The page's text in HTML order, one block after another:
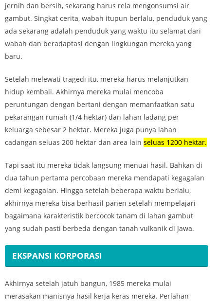
jernih dan bersih, sekarang harus rela mengonsumsi air
gambut. Singkat cerita, wabah itupun berlalu, penduduk yang
ada sekarang adalah penduduk yang waktu itu selamat dari
wabah dan beradaptasi dengan lingkungan mereka yang
baru.
Setelah melewati tragedi itu, mereka harus melanjutkan
hidup kembali. Akhirnya mereka mulai mencoba
peruntungan dengan bertani dengan memanfaatkan satu
pekarangan rumah (1/4 hektar) dan lahan ladang per
keluarga sebesar 2 hektar. Mereka juga punya lahan
cadangan seluas 200 hektar dan area lain seluas 1200 hektar.
Tapi saat itu mereka tidak langsung menuai hasil. Bahkan di
dua tahun pertama percobaan mereka mendapati kegagalan
demi kegagalan. Hingga setelah beberapa waktu berlalu,
akhirnya mereka bisa berhasil panen setelah mempelajari
bagaimana karakteristik bercocok tanam di lahan gambut
yang sudah pasti berbeda dengan tanah vulkanik di Jawa.
EKSPANSI KORPORASI
Akhirnya setelah jatuh bangun, 1985 mereka mulai
merasakan manisnya hasil kerja keras mereka. Perlahan